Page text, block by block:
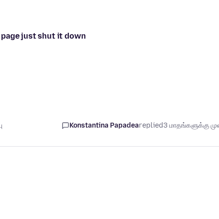
just shut it down
Konstantina Papadeareplied3 மாதங்களுக்கு